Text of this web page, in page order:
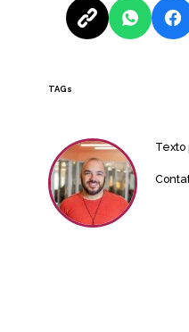
TAGs
Texto